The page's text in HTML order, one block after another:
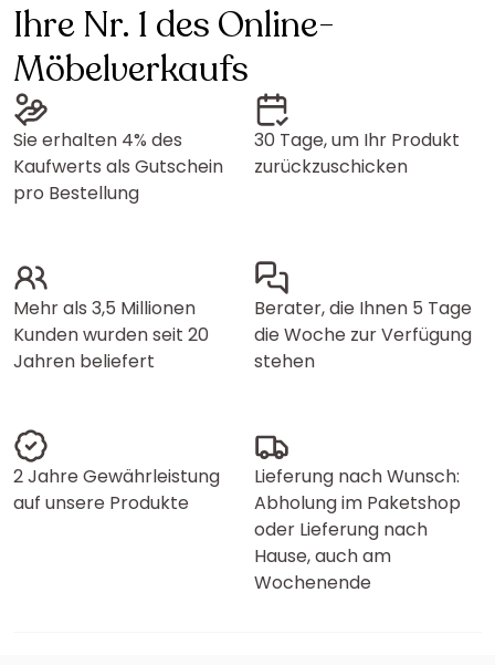
Ihre Nr. 1 des Online-
Möbelverkaufs
Sie erhalten 4% des
Kaufwerts als Gutschein
pro Bestellung
30 Tage, um Ihr Produkt
zurückzuschicken
Mehr als 3,5 Millionen
Kunden wurden seit 20
Jahren beliefert
Berater, die Ihnen 5 Tage
die Woche zur Verfügung
stehen
2 Jahre Gewährleistung
auf unsere Produkte
Lieferung nach Wunsch:
Abholung im Paketshop
oder Lieferung nach
Hause, auch am
Wochenende